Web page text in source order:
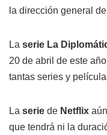
la dirección general
La serie La
20 de abril de este
tantas series y
La serie de Netflix
que tendrá ni la